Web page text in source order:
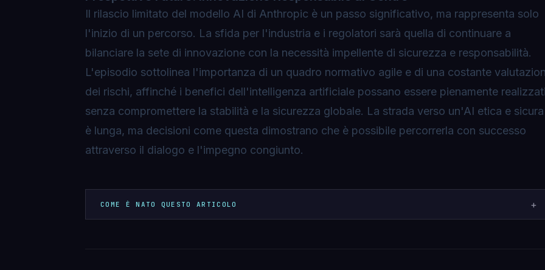
Il rilascio limitato del modello AI di Anthropic è un passo significativo, ma rappresenta solo
l'inizio di un percorso. La sfida per l'industria e i regolatori sarà quella di continuare a
bilanciare la sete di innovazione con la necessità impellente di sicurezza e responsabilità.
L'episodio sottolinea l'importanza di un quadro normativo agile e di una costante
dei rischi, affinché i benefici dell'intelligenza artificiale possano essere pienamente
senza compromettere la stabilità e la sicurezza globale. La strada verso un'AI etica e sicura
è lunga, ma decisioni come questa dimostrano che è possibile percorrerla con successo
attraverso il dialogo e l'impegno congiunto.
COME È NATO QUESTO ARTICOLO +